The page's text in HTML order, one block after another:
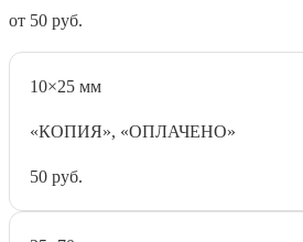
от 50 руб.
10×25 мм
«КОПИЯ», «ОПЛАЧЕНО»
50 руб.